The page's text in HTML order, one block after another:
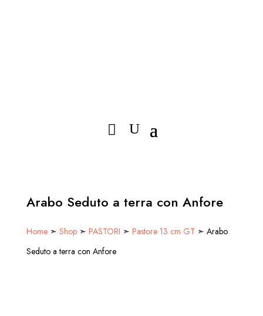
Arabo Seduto a terra con Anfore
Home➣ Shop➣ PASTORI ➣ Pastore 13 cm GT ➣ Arabo
Seduto a terra con Anfore